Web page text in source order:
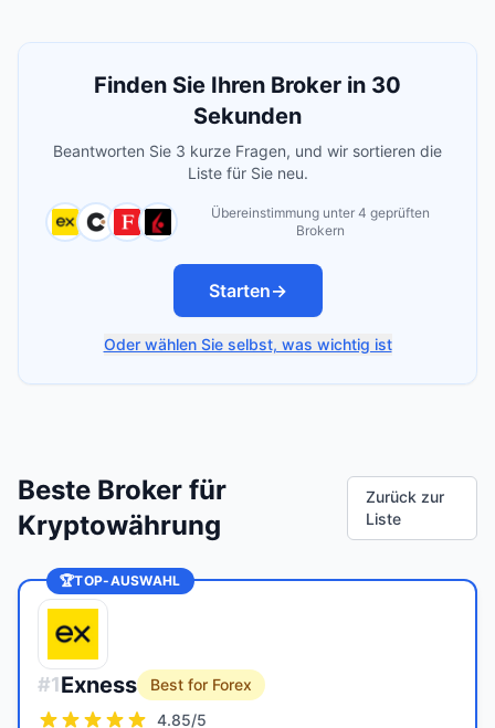
Finden Sie Ihren Broker in 30
Sekunden
Beantworten Sie 3 kurze Fragen, und wir sortieren die
Liste für Sie neu.
Übereinstimmung unter 4 geprüften
Brokern
Starten→
Oder wählen Sie selbst, was wichtig ist
Beste Broker für
Kryptowährung
Zurück zur
Liste
🏆TOP-AUSWAHL
#1Exness
Best for Forex
4.85/5